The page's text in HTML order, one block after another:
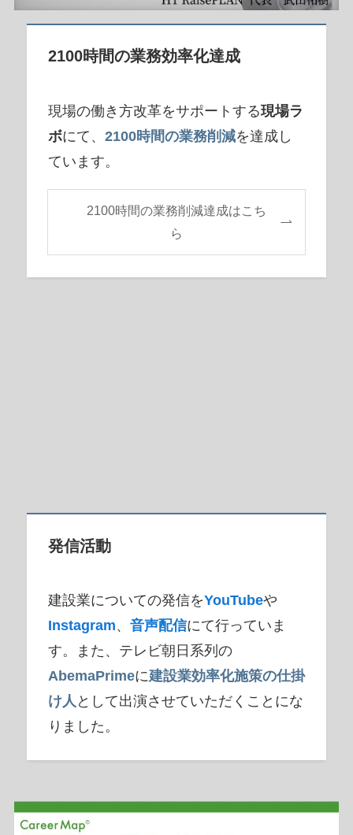
2100時間の業務効率化達成
現場の働き方改革をサポートする現場ラ
ボにて、 2100時間の業務削減を達成し
ています。
2100時間の業務削減達成はこち
ら
発信活動
建設業についての発信をYouTubeや
Instagram、 音声配信にて行っていま
す。また、テレビ朝日系列の
AbemaPrimeに建設業効率化施策の仕掛
け人 として出演させていただくことにな
りました。